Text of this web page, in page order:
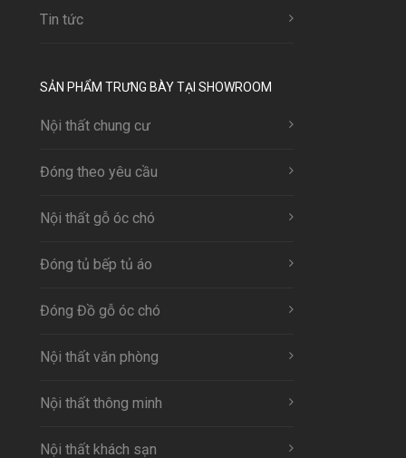
Tin tức
SẢN PHẨM TRƯNG BÀY TẠI SHOWROOM
Nội thất chung cư
Đóng theo yêu cầu
Nội thất gỗ óc chó
Đóng tủ bếp tủ áo
Đóng Đồ gỗ óc chó
Nội thất văn phòng
Nội thất thông minh
Nội thất khách sạn